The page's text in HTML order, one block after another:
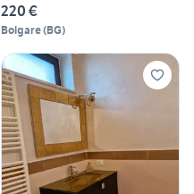
220 €
Bolgare(BG)